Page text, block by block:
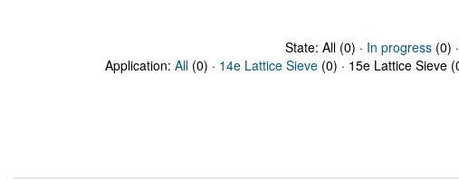
State: All (0) · In progress(0) ·
Application: All (0) · 14e Lattice Sieve (0) · 15e Lattice Sieve